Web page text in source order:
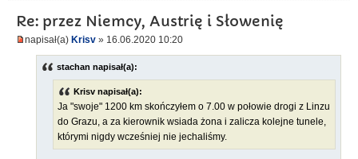
Re: przez Niemcy, Austrię i Słowenię
napisał(a) Krisv » 16.06.2020 10:20
stachan napisał(a):
Krisv napisał(a):
Ja "swoje" 1200 km skończyłem o 7.00 w połowie drogi z Linzu
do Grazu, a za kierownik wsiada żona i zalicza kolejne tunele,
którymi nigdy wcześniej nie jechaliśmy.